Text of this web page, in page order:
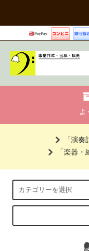
よ
「演
「楽器